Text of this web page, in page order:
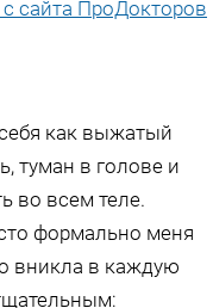
сайта ПроДокторов
как выжатый
туман в голове и
во всем теле.
формально меня
вникла в каждую